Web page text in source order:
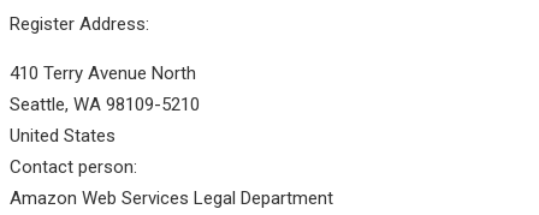
Register Address:
410 Terry Avenue North
Seattle, WA 98109-5210
United States
Contact person:
Amazon Web Services Legal Department